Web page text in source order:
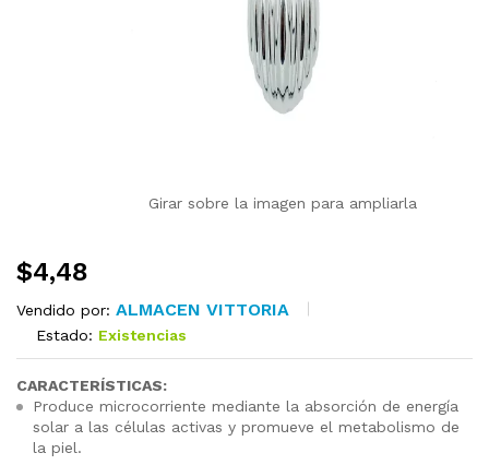
Girar sobre la imagen para ampliarla
$4,48
Vendido por: ALMACEN VITTORIA
Estado: Existencias
CARACTERÍSTICAS:
Produce microcorriente mediante la absorción de energía
solar a las células activas y promueve el metabolismo de
la piel.